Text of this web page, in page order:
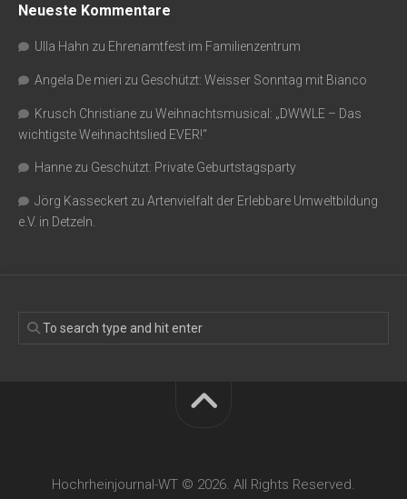
Neueste Kommentare
Ulla Hahn zu Ehrenamtfest im Familienzentrum
Angela De mieri zu Geschützt: Weisser Sonntag mit Bianco
Krusch Christiane zu Weihnachtsmusical: „DWWLE – Das
wichtigste Weihnachtslied EVER!“
Hanne zu Geschützt: Private Geburtstagsparty
Jörg Kasseckert zu Artenvielfalt der Erlebbare Umweltbildung
e.V. in Detzeln.
Hochrheinjournal-WT © 2026. All Rights Reserved.